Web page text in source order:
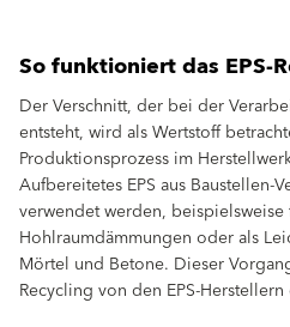
So funktioniert das EPS-
Der Verschnitt, der bei der
entsteht, wird als Wertstoff
Produktionsprozess im
Aufbereitetes EPS aus Baustellen-
verwendet werden,
Hohlraumdämmungen oder als
Mörtel und Betone. Dieser
Recycling von den EPS-